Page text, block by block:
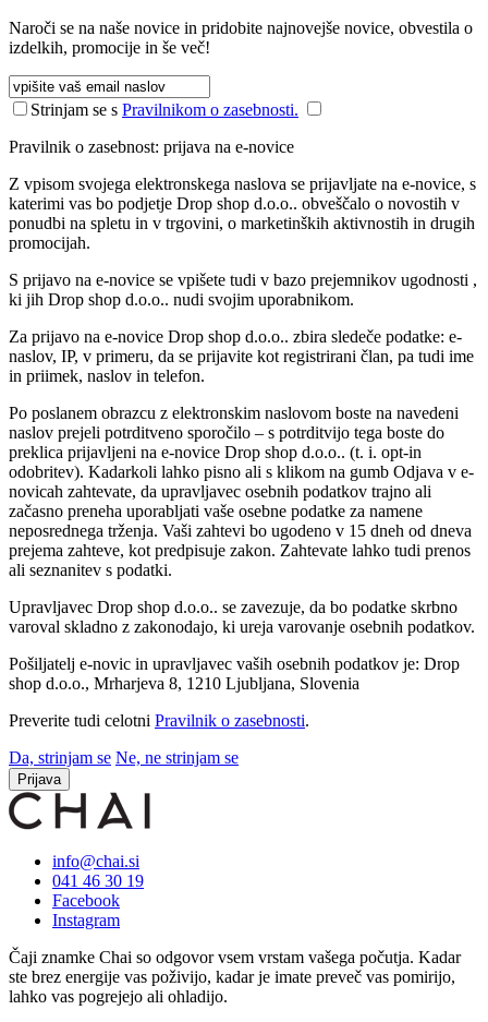
Naroči se na naše novice in pridobite najnovejše novice, obvestila o
izdelkih, promocije in še več!
Strinjam se s Pravilnikom o zasebnosti.
Pravilnik o zasebnost: prijava na e-novice
Z vpisom svojega elektronskega naslova se prijavljate na e-novice, s
katerimi vas bo podjetje Drop shop d.o.o.. obveščalo o novostih v
ponudbi na spletu in v trgovini, o marketinških aktivnostih in drugih
promocijah.
S prijavo na e-novice se vpišete tudi v bazo prejemnikov ugodnosti ,
ki jih Drop shop d.o.o.. nudi svojim uporabnikom.
Za prijavo na e-novice Drop shop d.o.o.. zbira sledeče podatke: e-
naslov, IP, v primeru, da se prijavite kot registrirani član, pa tudi ime
in priimek, naslov in telefon.
Po poslanem obrazcu z elektronskim naslovom boste na navedeni
naslov prejeli potrditveno sporočilo – s potrditvijo tega boste do
preklica prijavljeni na e-novice Drop shop d.o.o.. (t. i. opt-in
odobritev). Kadarkoli lahko pisno ali s klikom na gumb Odjava v e-
novicah zahtevate, da upravljavec osebnih podatkov trajno ali
začasno preneha uporabljati vaše osebne podatke za namene
neposrednega trženja. Vaši zahtevi bo ugodeno v 15 dneh od dneva
prejema zahteve, kot predpisuje zakon. Zahtevate lahko tudi prenos
ali seznanitev s podatki.
Upravljavec Drop shop d.o.o.. se zavezuje, da bo podatke skrbno
varoval skladno z zakonodajo, ki ureja varovanje osebnih podatkov.
Pošiljatelj e-novic in upravljavec vaših osebnih podatkov je: Drop
shop d.o.o., Mrharjeva 8, 1210 Ljubljana, Slovenia
Preverite tudi celotni Pravilnik o zasebnosti.
Da, strinjam se Ne, ne strinjam se
Prijava
info@chai.si
041 46 30 19
Facebook
Instagram
Čaji znamke Chai so odgovor vsem vrstam vašega počutja. Kadar
ste brez energije vas poživijo, kadar je imate preveč vas pomirijo,
lahko vas pogrejejo ali ohladijo.